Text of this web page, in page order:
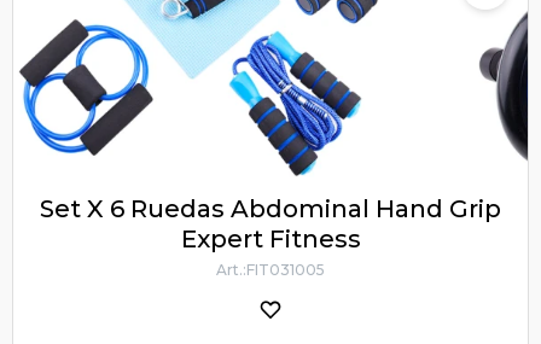
Set X 6 Ruedas Abdominal Hand Grip
Expert Fitness
FIT031005